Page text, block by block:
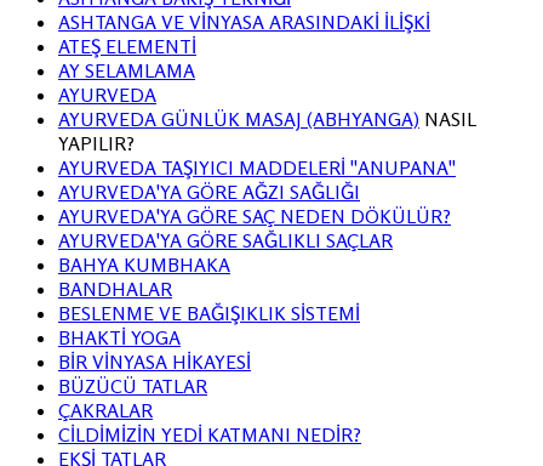
ASHTANGA VE VİNYASA ARASINDAKİ İLİŞKİ
ATEŞ ELEMENTİ
AY SELAMLAMA
AYURVEDA
AYURVEDA GÜNLÜK MASAJ (ABHYANGA) NASIL
YAPILIR?
AYURVEDA TAŞIYICI MADDELERİ ''ANUPANA''
AYURVEDA'YA GÖRE AĞZI SAĞLIĞI
AYURVEDA'YA GÖRE SAÇ NEDEN DÖKÜLÜR?
AYURVEDA'YA GÖRE SAĞLIKLI SAÇLAR
BAHYA KUMBHAKA
BANDHALAR
BESLENME VE BAĞIŞIKLIK SİSTEMİ
BHAKTİ YOGA
BİR VİNYASA HİKAYESİ
BÜZÜCÜ TATLAR
ÇAKRALAR
CİLDİMİZİN YEDİ KATMANI NEDİR?
EKŞİ TATLAR